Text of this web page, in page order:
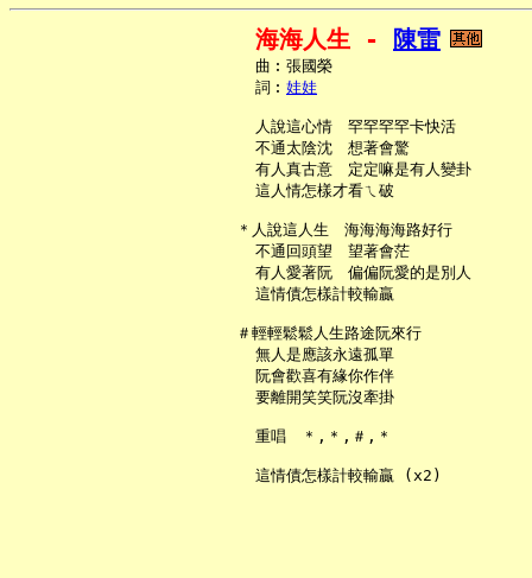
海海人生 - 陳雷
     曲︰張國榮
     詞︰
娃娃
     人說這心情　罕罕罕罕卡快活
     不通太陰沈　想著會驚
     有人真古意　定定嘛是有人變卦
     這人情怎樣才看ㄟ破
   ＊人說這人生　海海海海路好行
     不通回頭望　望著會茫
     有人愛著阮　偏偏阮愛的是別人
     這情債怎樣計較輸贏
   ＃輕輕鬆鬆人生路途阮來行
     無人是應該永遠孤單
     阮會歡喜有緣你作伴
     要離開笑笑阮沒牽掛
     重唱　＊,＊,＃,＊